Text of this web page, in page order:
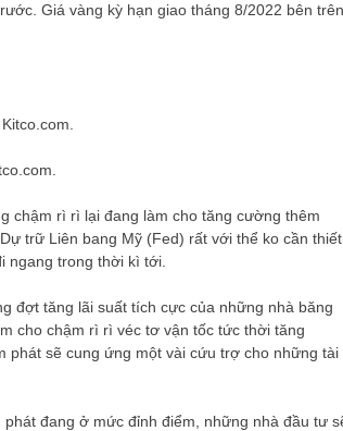
Giá vàng kỳ hạn giao tháng 8/2022 bên trên
chậm rì rì lại đang làm cho tăng cường thêm
trữ Liên bang Mỹ (Fed) rất với thể ko cần thiết
ngang trong thời kì tới.
đợt tăng lãi suất tích cực của những nhà băng
cho chậm rì rì véc tơ vận tốc tức thời tăng
phát sẽ cung ứng một vài cứu trợ cho những tài
đang ở mức đỉnh điểm, những nhà đầu tư